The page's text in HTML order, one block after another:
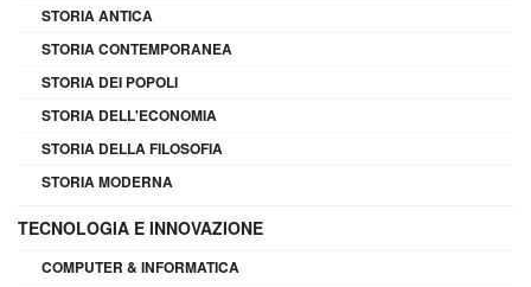
STORIA ANTICA
STORIA CONTEMPORANEA
STORIA DEI POPOLI
STORIA DELL'ECONOMIA
STORIA DELLA FILOSOFIA
STORIA MODERNA
TECNOLOGIA E INNOVAZIONE
COMPUTER & INFORMATICA